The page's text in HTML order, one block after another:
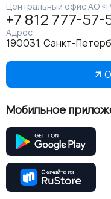
Центральный офис АО
+7 812 777-57-
Адрес
190031, Санкт-
Мобильное